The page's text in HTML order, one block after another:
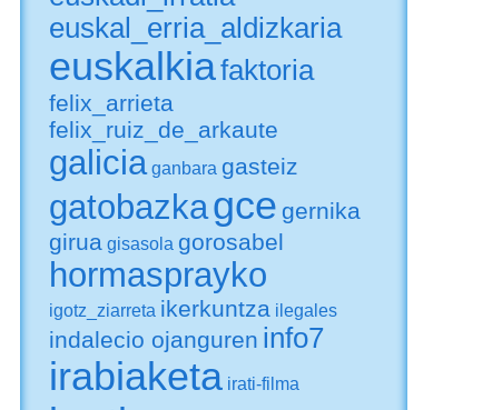
euskal_erria_aldizkaria
euskalkiafaktoria
felix_arrieta
felix_ruiz_de_arkaute
galicia ganbara gasteiz
gatobazkagce gernika
girua gisasola gorosabel
hormasprayko
igotz_ziarreta ikerkuntza ilegales
indalecio ojanguren info7
irabiaketa irati-filma